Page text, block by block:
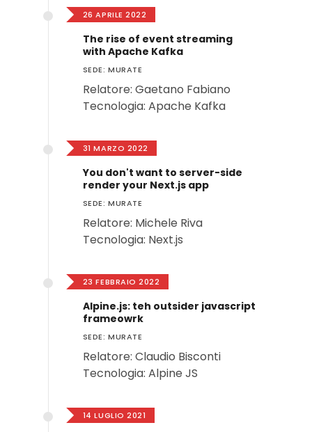
26 APRILE 2022
The rise of event streaming
with Apache Kafka
SEDE: MURATE
Relatore: Gaetano Fabiano
Tecnologia: Apache Kafka
31 MARZO 2022
You don't want to server-side
render your Next.js app
SEDE: MURATE
Relatore: Michele Riva
Tecnologia: Next.js
23 FEBBRAIO 2022
Alpine.js: teh outsider javascript
frameowrk
SEDE: MURATE
Relatore: Claudio Bisconti
Tecnologia: Alpine JS
14 LUGLIO 2021